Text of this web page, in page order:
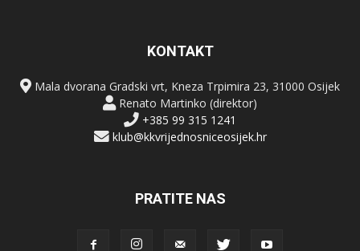
KONTAKT
Mala dvorana Gradski vrt, Kneza Trpimira 23, 31000 Osijek
Renato Martinko (direktor)
+385 99 315 1241
klub@kkvrijednosniceosijek.hr
PRATITE NAS